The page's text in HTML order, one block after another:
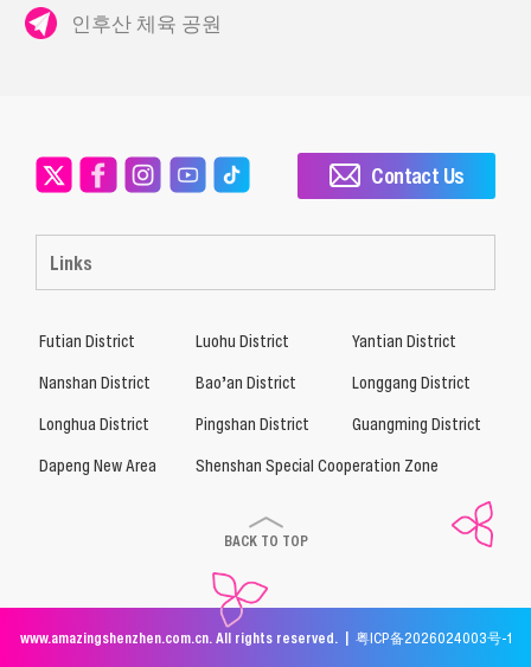
인후산 체육 공원
Links
Contact Us
Futian District Luohu District
Yantian District
Nanshan District
Bao’an District
Longgang District
Longhua District
Pingshan District
Guangming District
Dapeng New Area
Shenshan Special Cooperation Zone
BACK TO TOP
www.amazingshenzhen.com.cn. All rights reserved. | 粤ICP备2026024003号-1